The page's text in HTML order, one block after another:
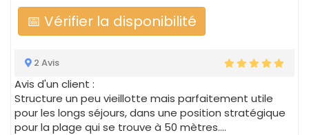
📅 Vérifier la disponibilité
2 Avis
Avis d'un client :
Structure un peu vieillotte mais parfaitement utile
pour les longs séjours, dans une position stratégique
pour la plage qui se trouve à 50 mètres....